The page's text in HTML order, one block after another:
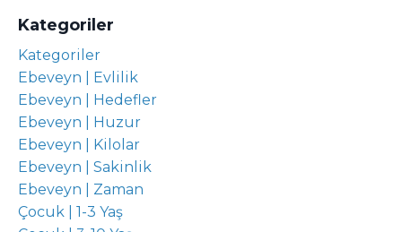
Kategoriler
Kategoriler
Ebeveyn | Evlilik
Ebeveyn | Hedefler
Ebeveyn | Huzur
Ebeveyn | Kilolar
Ebeveyn | Sakinlik
Ebeveyn | Zaman
Çocuk | 1-3 Yaş